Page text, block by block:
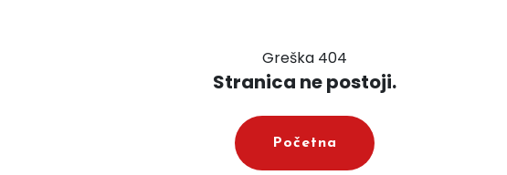
Greška 404
Stranica ne postoji.
Početna